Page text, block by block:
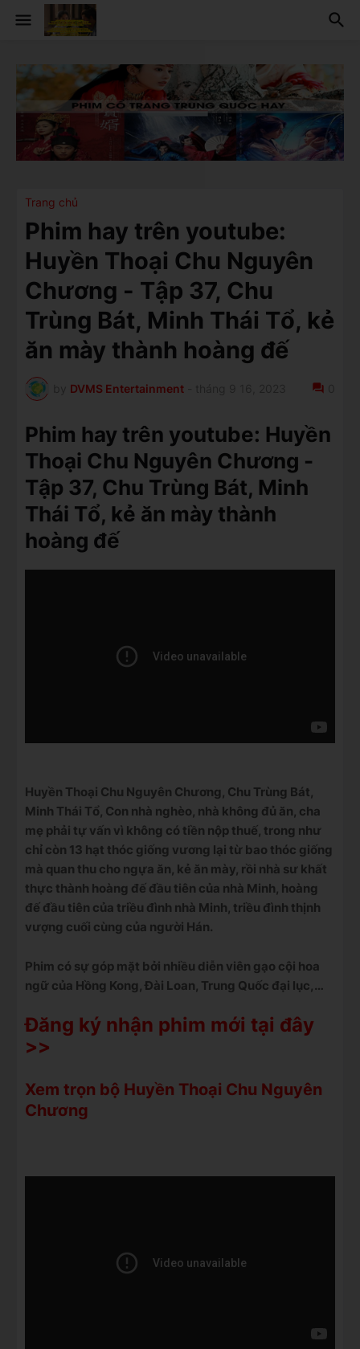
Trang chủ
Phim hay trên youtube:
Huyền Thoại Chu Nguyên
Chương - Tập 37, Chu
Trùng Bát, Minh Thái Tổ, kẻ
ăn mày thành hoàng đế
DVMS Entertainment
Phim hay trên youtube: Huyền
Thoại Chu Nguyên Chương -
Tập 37, Chu Trùng Bát, Minh
Thái Tổ, kẻ ăn mày thành
hoàng đế
Huyền Thoại Chu Nguyên Chương, Chu Trùng Bát,
Minh Thái Tổ, Con nhà nghèo, nhà không đủ ăn, cha
mẹ phải tự vấn vì không có tiền nộp thuế, trong như
chỉ còn 13 hạt thóc giống vương lại từ bao thóc giống
mà quan thu cho ngựa ăn, kẻ ăn mày, rồi nhà sư khất
thực thành hoàng đế đầu tiên của nhà Minh, hoàng
đế đầu tiên của triều đình nhà Minh, triều đình thịnh
vượng cuối cùng của người Hán.
Phim có sự góp mặt bởi nhiều diễn viên gạo cội hoa
ngữ của Hồng Kong, Đài Loan, Trung Quốc đại lục,…
Đăng ký nhận phim mới tại đây
>>
Xem trọn bộ Huyền Thoại Chu Nguyên
Chương